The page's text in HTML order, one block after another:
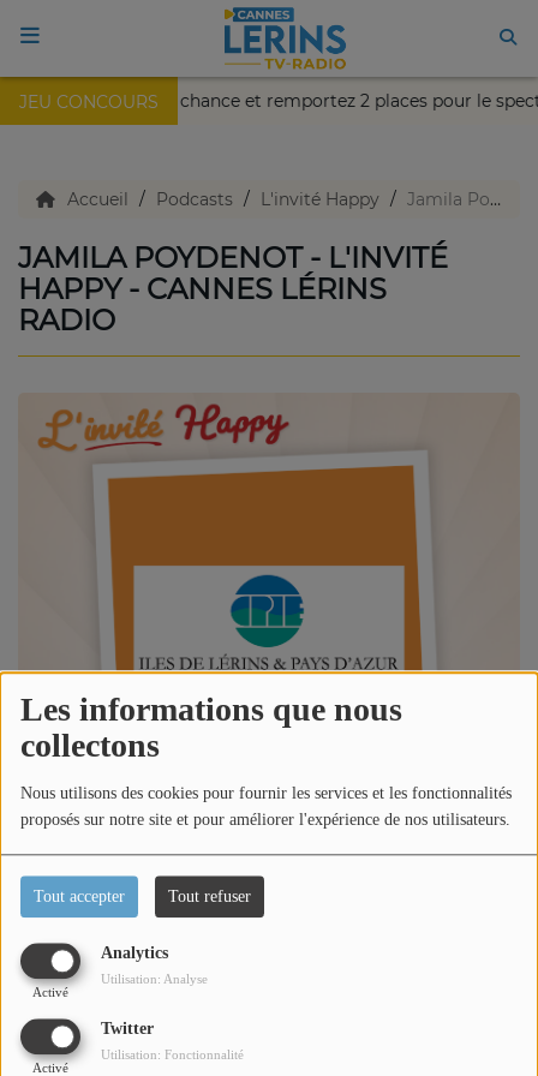
Les informations que nous
collectons
Nous utilisons des cookies pour fournir les services et les fonctionnalités
proposés sur notre site et pour améliorer l'expérience de nos utilisateurs.
Tout accepter Tout refuser
Analytics
Activé
Utilisation: Analyse
Twitter
Activé
Utilisation: Fonctionnalité
JEU CONCOURS
semaine, tentez votre chance et remportez 2 places pour le
TV en direct
Replay TV
Emissions Radio
Emissions TV
Titres diffusés
Diffusions
Podcasts
Jeu concours
Contactez-nous
Se connecter
Accueil Podcasts L'invité Happy Jamila Poydenot - L'invité Happy - Cannes Lérins Radio
JAMILA POYDENOT - L'INVITÉ
HAPPY - CANNES LÉRINS
RADIO
Écouter le podcast
Dans l'émission happy morning Côte d'Azur, Loric reçoit